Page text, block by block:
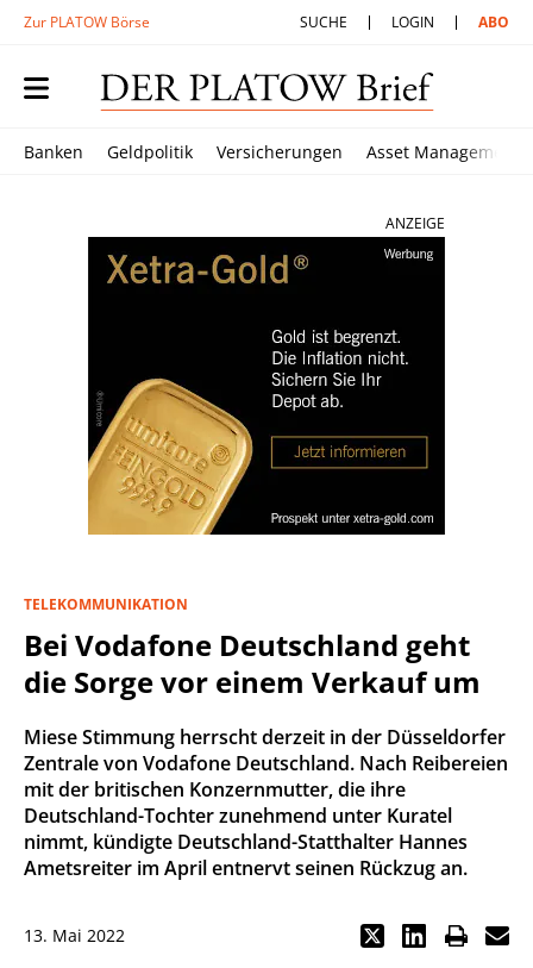
Zur PLATOW Börse SUCHE LOGIN ABO
Banken Geldpolitik Versicherungen Asset Management
ANZEIGE
TELEKOMMUNIKATION
Bei Vodafone Deutschland geht
die Sorge vor einem Verkauf um
Miese Stimmung herrscht derzeit in der Düsseldorfer
Zentrale von Vodafone Deutschland. Nach Reibereien
mit der britischen Konzernmutter, die ihre
Deutschland-Tochter zunehmend unter Kuratel
nimmt, kündigte Deutschland-Statthalter Hannes
Ametsreiter im April entnervt seinen Rückzug an.
13. Mai 2022